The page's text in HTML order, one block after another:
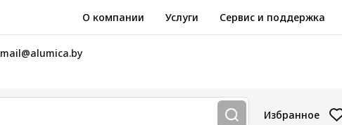
О компании Услуги Сервис и поддержка
mail@alumica.by
Избранное